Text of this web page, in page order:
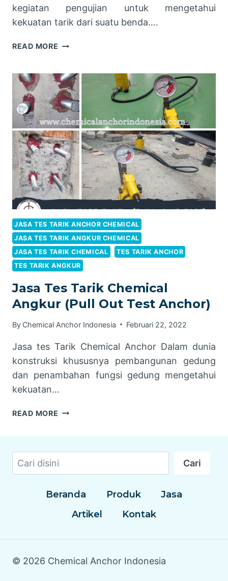
kegiatan pengujian untuk mengetahui
kekuatan tarik dari suatu benda….
READ MORE TES
ANCHOR
DAN
REBAR)
JASA TES TARIK ANCHOR CHEMICAL
JASA TES TARIK ANGKUR CHEMICAL
JASA TES TARIK CHEMICAL
TES TARIK ANCHOR
TES TARIK ANGKUR
Jasa Tes Tarik Chemical
Angkur (Pull Out Test Anchor)
By Chemical Anchor Indonesia Februari 22, 2022
Jasa tes Tarik Chemical Anchor Dalam dunia
konstruksi khususnya pembangunan gedung
dan penambahan fungsi gedung mengetahui
kekuatan…
READ MORE JASA
ANGKUR
TEST
Cari
Beranda Produk
Jasa
Artikel
Kontak
© 2026 Chemical Anchor Indonesia